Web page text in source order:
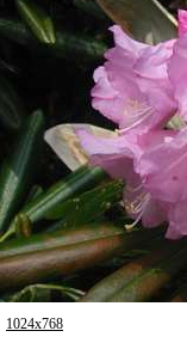
1024x768